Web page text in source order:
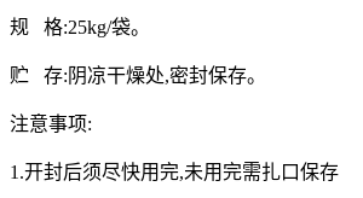
规 格:25kg/袋。
贮 存: 阴凉干燥处,密封保存。
注意事项:
1.开封后须尽快用完,未用完需扎口保存